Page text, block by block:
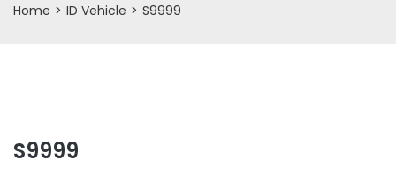
Home > ID Vehicle > S9999
S9999